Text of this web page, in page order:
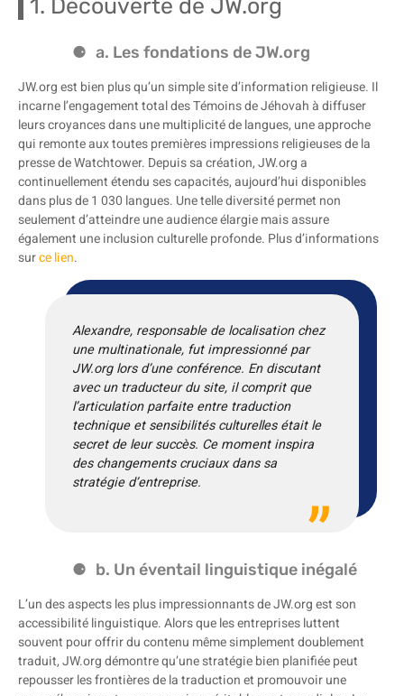
1. Découverte de JW.org
a. Les fondations de JW.org
JW.org est bien plus qu’un simple site d’information religieuse. Il
incarne l’engagement total des Témoins de Jéhovah à diffuser
leurs croyances dans une multiplicité de langues, une approche
qui remonte aux toutes premières impressions religieuses de la
presse de Watchtower. Depuis sa création, JW.org a
continuellement étendu ses capacités, aujourd’hui disponibles
dans plus de 1 030 langues. Une telle diversité permet non
seulement d’atteindre une audience élargie mais assure
également une inclusion culturelle profonde. Plus d’informations
surce lien.
Alexandre, responsable de localisation chez
une multinationale, fut impressionné par
JW.org lors d’une conférence. En discutant
avec un traducteur du site, il comprit que
l’articulation parfaite entre traduction
technique et sensibilités culturelles était le
secret de leur succès. Ce moment inspira
des changements cruciaux dans sa
stratégie d’entreprise.
b. Un éventail linguistique inégalé
L’un des aspects les plus impressionnants de JW.org est son
accessibilité linguistique. Alors que les entreprises luttent
souvent pour offrir du contenu même simplement doublement
traduit, JW.org démontre qu’une stratégie bien planifiée peut
repousser les frontières de la traduction et promouvoir une